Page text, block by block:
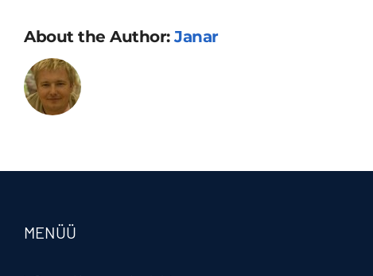
About the Author: Janar
MENÜÜ